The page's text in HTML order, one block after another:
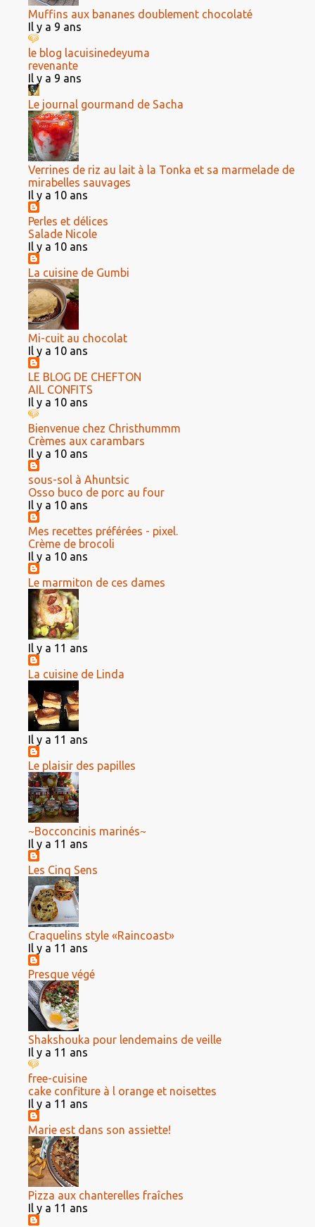
Muffins aux bananes doublement chocolaté
Il y a 9 ans
le blog lacuisinedeyuma
revenante
Il y a 9 ans
Le journal gourmand de Sacha
Verrines de riz au lait à la Tonka et sa marmelade de
mirabelles sauvages
Il y a 10 ans
Perles et délices
Salade Nicole
Il y a 10 ans
La cuisine de Gumbi
Mi-cuit au chocolat
Il y a 10 ans
LE BLOG DE CHEFTON
AIL CONFITS
Il y a 10 ans
Bienvenue chez Christhummm
Crèmes aux carambars
Il y a 10 ans
sous-sol à Ahuntsic
Osso buco de porc au four
Il y a 10 ans
Mes recettes préférées - pixel.
Crème de brocoli
Il y a 10 ans
Le marmiton de ces dames
Il y a 11 ans
La cuisine de Linda
Il y a 11 ans
Le plaisir des papilles
~Bocconcinis marinés~
Il y a 11 ans
Les Cinq Sens
Craquelins style «Raincoast»
Il y a 11 ans
Presque végé
Shakshouka pour lendemains de veille
Il y a 11 ans
free-cuisine
cake confiture à l orange et noisettes
Il y a 11 ans
Marie est dans son assiette!
Pizza aux chanterelles fraîches
Il y a 11 ans